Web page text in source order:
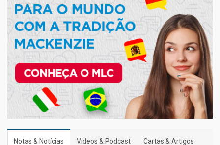
Notas & Notícias Vídeos & Podcast Cartas & Artigos